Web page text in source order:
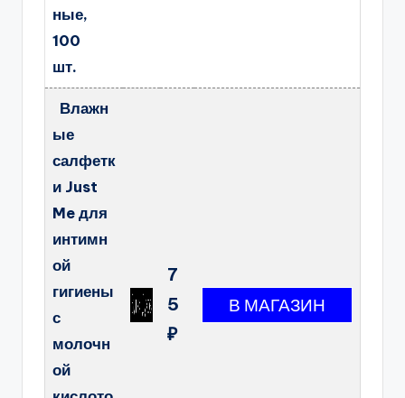
ные,
100
шт.
Влажн
ые
салфетк
и Just
Me для
интимн
ой
гигиены
с
молочн
ой
7
5
₽